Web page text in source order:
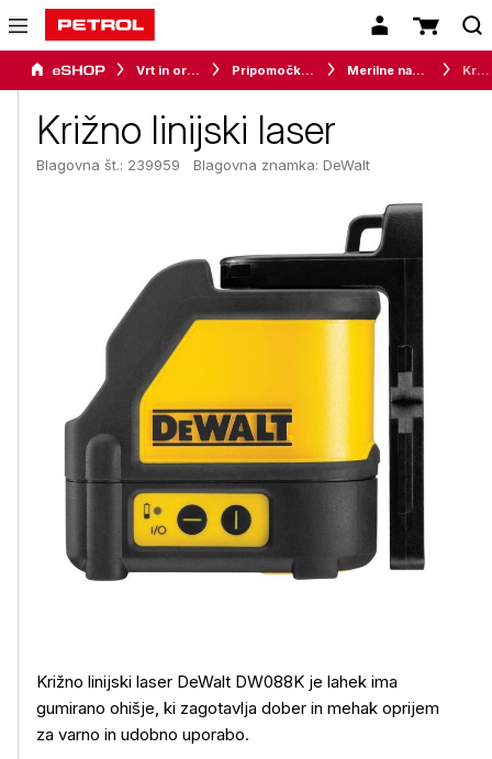
Vrt in orodje Pripomočki za delavnico Merilne naprave
Križno linijski laser
Blagovna št.: 239959 Blagovna znamka: DeWalt
Križno linijski laser DeWalt DW088K je lahek ima
gumirano ohišje, ki zagotavlja dober in mehak oprijem
za varno in udobno uporabo.